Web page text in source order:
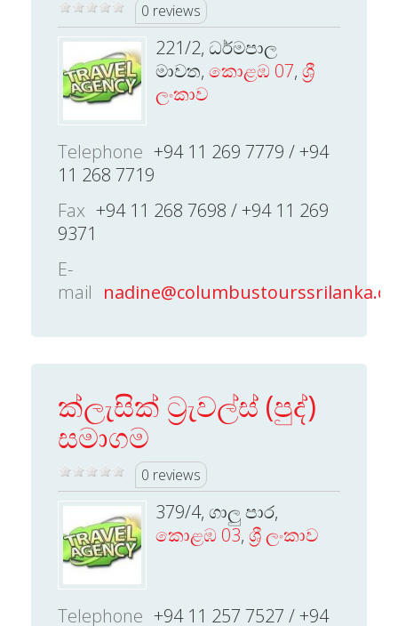
0 reviews
221/2, ධර්මපාල
මාවත, කොළඹ 07, ශ්‍රී
ලංකාව
Telephone +94 11 269 7779 / +94
11 268 7719
Fax +94 11 268 7698 / +94 11 269
9371
E-
mail
ක්ලැසික් ට්‍රැවල්ස් (පුද්)
සමාගම
0 reviews
379/4, ගාලු පාර,
කොළඹ 03, ශ්‍රී ලංකාව
Telephone +94 11 257 7527 / +94